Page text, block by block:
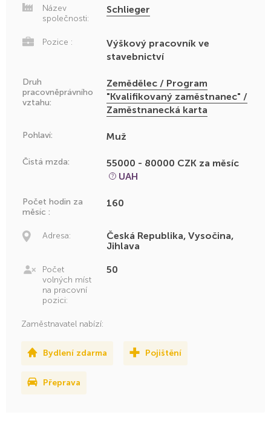
Název
společnosti:
Schlieger
Pozice :
Výškový pracovník ve
stavebnictví
Druh
pracovněprávního
vztahu:
Zemědělec / Program
"Kvalifikovaný zaměstnanec" /
Zaměstnanecká karta
Pohlaví: Muž
Čistá mzda:
55000 - 80000 CZK za měsíc
UAH
Počet hodin za
měsíc :
160
Adresa:
Česká Republika, Vysočina,
Jihlava
Počet
volných míst
na pracovní
pozici:
50
Zaměstnavatel nabízí:
Bydlení zdarma Pojištění
Přeprava